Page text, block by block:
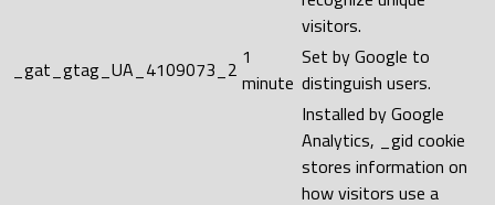
visitors.
_gat_gtag_UA_4109073_2 1
minute
Set by Google to
distinguish users.
Installed by Google
Analytics, _gid cookie
stores information on
how visitors use a